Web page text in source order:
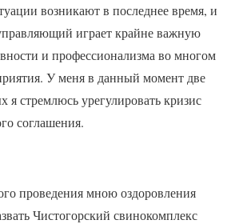
возникают в последнее время, и
играет крайне важную
и профессионализма во многом
У меня в данный момент две
я стремлюсь урегулировать кризис
соглашения.
проведения мною оздоровления
Чистогорский свинокомплекс